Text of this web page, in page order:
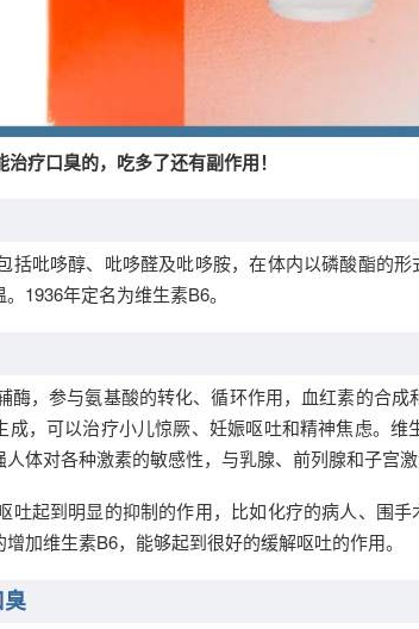
疗口臭的，吃多了还有副作用！
括吡哆醇、吡哆醛及吡哆胺，在体内以磷酸酯的形
1936年定名为维生素B6。
酶，参与氨基酸的转化、循环作用，血红素的合成
成，可以治疗小儿惊厥、妊娠呕吐和精神焦虑。维
体对各种激素的敏感性，与乳腺、前列腺和子宫激
吐起到明显的抑制的作用，比如化疗的病人、围
加维生素B6，能够起到很好的缓解呕吐的作用。
臭